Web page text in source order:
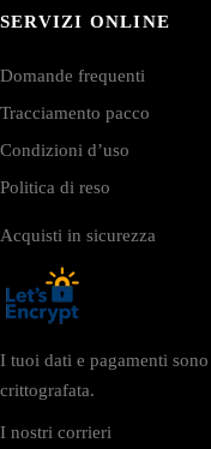
SERVIZI ONLINE
Domande frequenti
Tracciamento pacco
Condizioni d’uso
Politica di reso
Acquisti in sicurezza
I tuoi dati e pagamenti
crittografata.
I nostri corrieri